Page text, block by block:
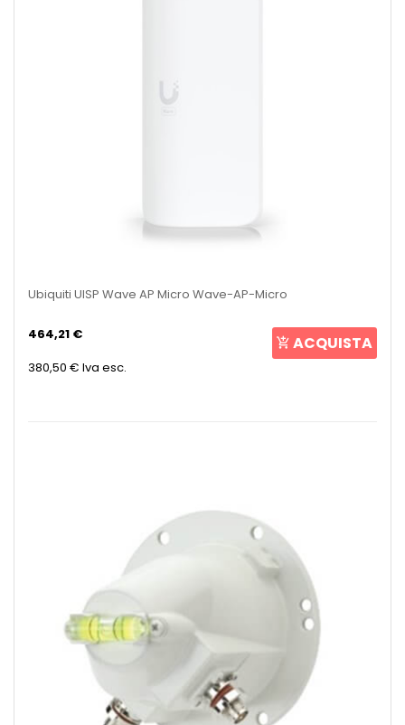
Ubiquiti UISP Wave AP Micro Wave-AP-Micro
464,21 €
380,50 € Iva esc.
ACQUISTA